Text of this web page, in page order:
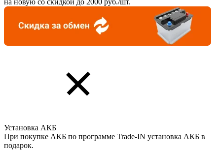
Установка АКБ
При покупке АКБ по программе Trade-IN установка АКБ в
подарок.